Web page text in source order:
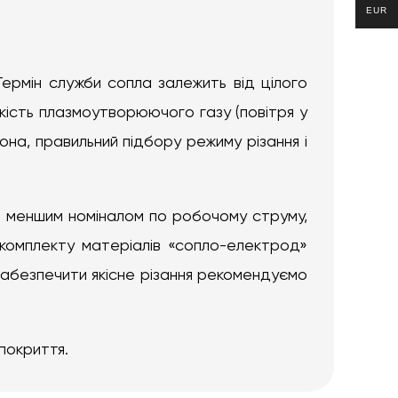
служби сопла залежить від цілого
плазмоутворюючого газу (повітря у
правильний підбору режиму різання і
меншим номіналом по робочому струму,
матеріалів «сопло-електрод»
якісне різання рекомендуємо
EUR